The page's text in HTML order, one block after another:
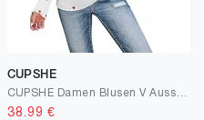
CUPSHE
CUPSHE Damen Blusen V Ausschnitt Liebesherz Stickerei Langarm Volants Rüschen Oberteile Elegant Hemd Top Shirts
38.99 €